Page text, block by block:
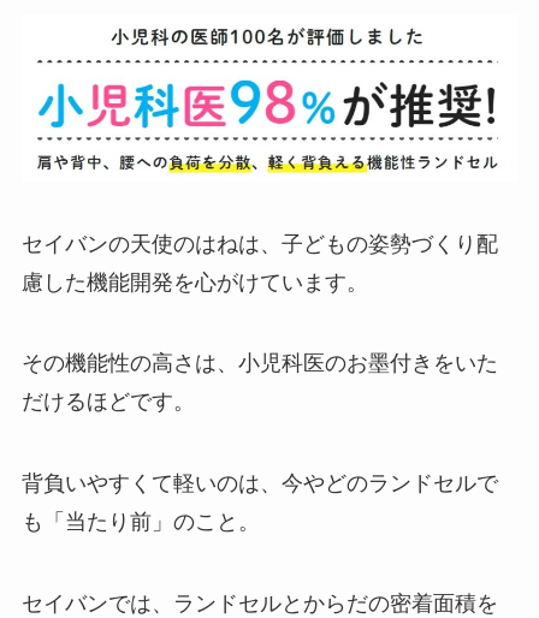
セイバンの天使のはねは、子どもの姿勢づくり配
慮した機能開発を心がけています。
その機能性の高さは、小児科医のお墨付きをいた
だけるほどです。
背負いやすくて軽いのは、今やどのランドセルで
も「当たり前」のこと。
セイバンでは、ランドセルとからだの密着面積を